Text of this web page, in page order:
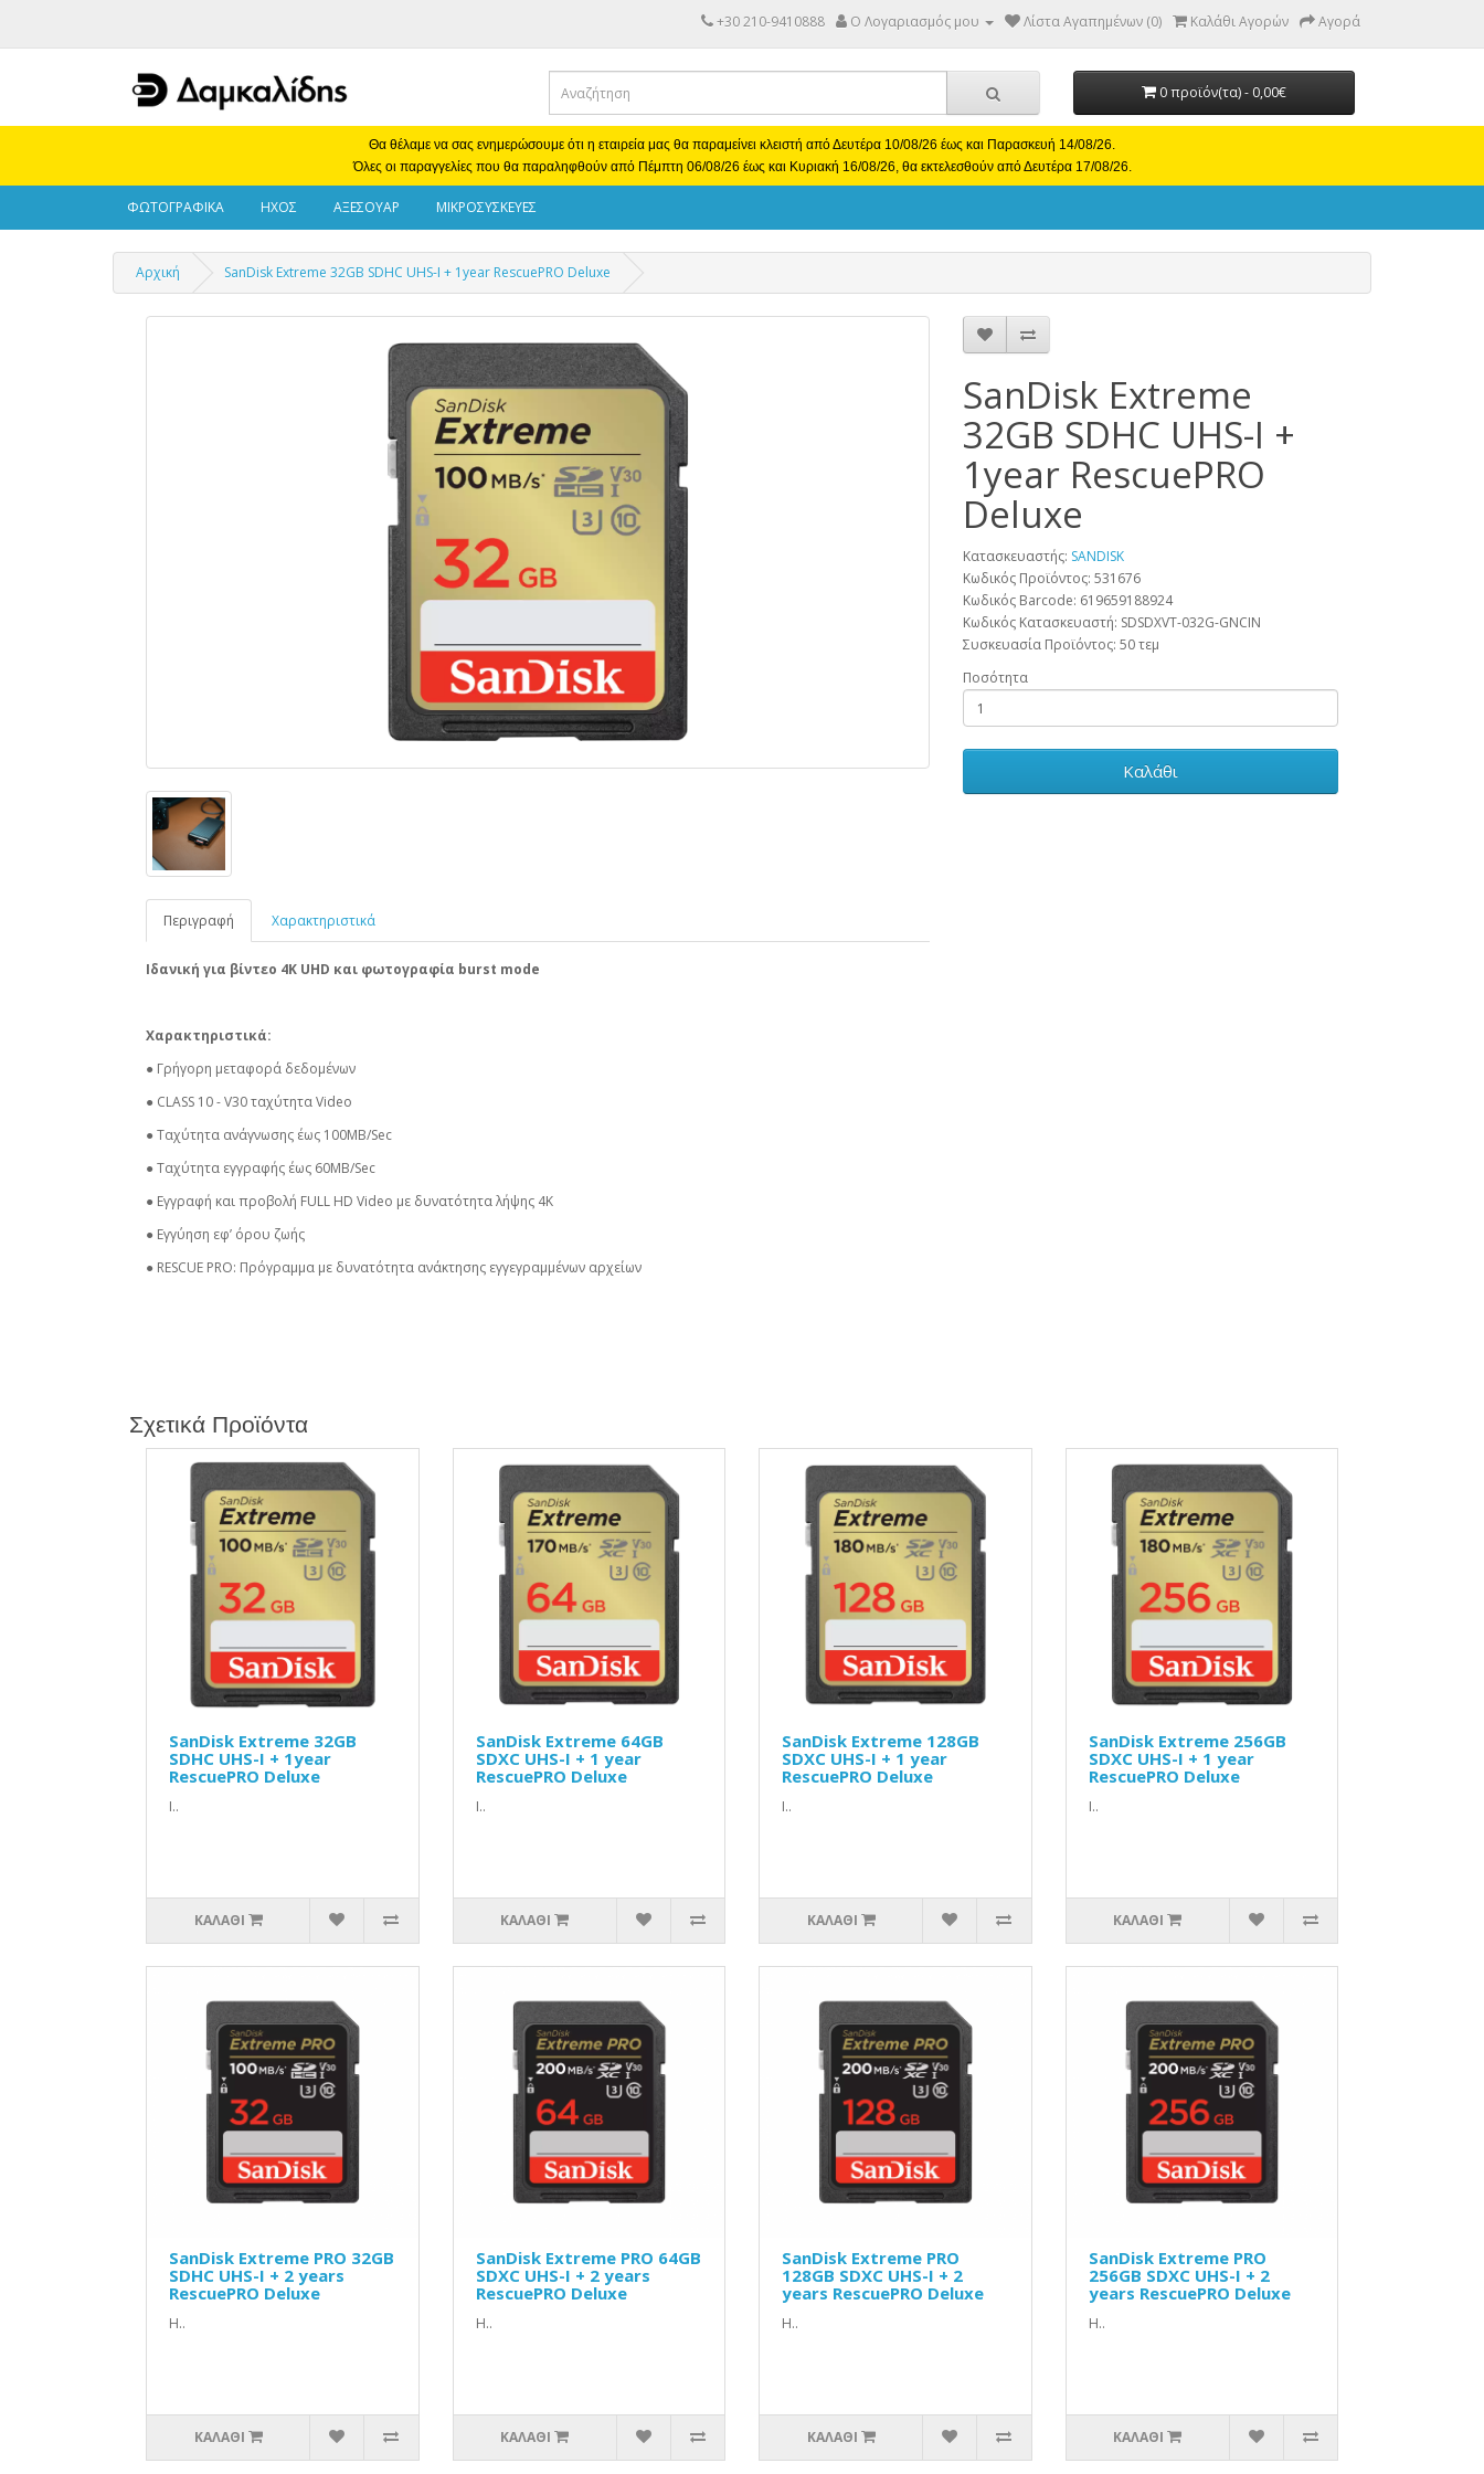
+30 210-9410888 Ο Λογαριασμός μου Λίστα Αγαπημένων (0) Καλάθι Αγορών Αγορά
0 προϊόν(τα) - 0,00€
Θα θέλαμε να σας ενημερώσουμε ότι η εταιρεία μας θα παραμείνει κλειστή από Δευτέρα 10/08/26 έως και Παρασκευή 14/08/26.
Όλες οι παραγγελίες που θα παραληφθούν από Πέμπτη 06/08/26 έως και Κυριακή 16/08/26, θα εκτελεσθούν από Δευτέρα 17/08/26.
ΦΩΤΟΓΡΑΦΙΚΑ ΗΧΟΣ ΑΞΕΣΟΥΑΡ ΜΙΚΡΟΣΥΣΚΕΥΕΣ
Αρχική SanDisk Extreme 32GB SDHC UHS-I + 1year RescuePRO Deluxe
Περιγραφή Χαρακτηριστικά
Ιδανική για βίντεο 4K UHD και φωτογραφία burst mode
Χαρακτηριστικά:
● Γρήγορη μεταφορά δεδομένων
● CLASS 10 - V30 ταχύτητα Video
● Ταχύτητα ανάγνωσης έως 100MB/Sec
● Ταχύτητα εγγραφής έως 60MB/Sec
● Εγγραφή και προβολή FULL HD Video με δυνατότητα λήψης 4Κ
● Εγγύηση εφ’ όρου ζωής
● RESCUE PRO: Πρόγραμμα με δυνατότητα ανάκτησης εγγεγραμμένων αρχείων
SanDisk Extreme
32GB SDHC UHS-I +
1year RescuePRO
Deluxe
Κατασκευαστής: SANDISK
Κωδικός Προϊόντος: 531676
Κωδικός Barcode: 619659188924
Κωδικός Κατασκευαστή: SDSDXVT-032G-GNCIN
Συσκευασία Προϊόντος: 50 τεμ
Ποσότητα
Καλάθι
Σχετικά Προϊόντα
SanDisk Extreme 32GB
SDHC UHS-I + 1year
RescuePRO Deluxe
Ι..
ΚΑΛΆΘΙ
SanDisk Extreme 64GB
SDXC UHS-I + 1 year
RescuePRO Deluxe
Ι..
ΚΑΛΆΘΙ
SanDisk Extreme 128GB
SDXC UHS-I + 1 year
RescuePRO Deluxe
Ι..
ΚΑΛΆΘΙ
SanDisk Extreme 256GB
SDXC UHS-I + 1 year
RescuePRO Deluxe
Ι..
ΚΑΛΆΘΙ
SanDisk Extreme PRO 32GB
SDHC UHS-I + 2 years
RescuePRO Deluxe
Η..
ΚΑΛΆΘΙ
SanDisk Extreme PRO 64GB
SDXC UHS-I + 2 years
RescuePRO Deluxe
Η..
ΚΑΛΆΘΙ
SanDisk Extreme PRO
128GB SDXC UHS-I + 2
years RescuePRO Deluxe
Η..
ΚΑΛΆΘΙ
SanDisk Extreme PRO
256GB SDXC UHS-I + 2
years RescuePRO Deluxe
Η..
ΚΑΛΆΘΙ